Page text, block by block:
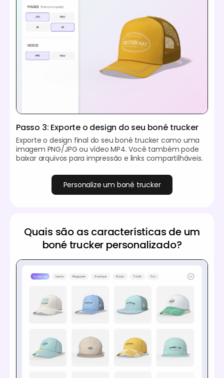
Passo 3: Exporte o design do seu boné trucker
Exporte o design final do seu boné trucker como uma
imagem PNG/JPG ou vídeo MP4. Você também pode
baixar arquivos para impressão e links compartilháveis.
Personalize um boné trucker
Quais são as características de um
boné trucker personalizado?